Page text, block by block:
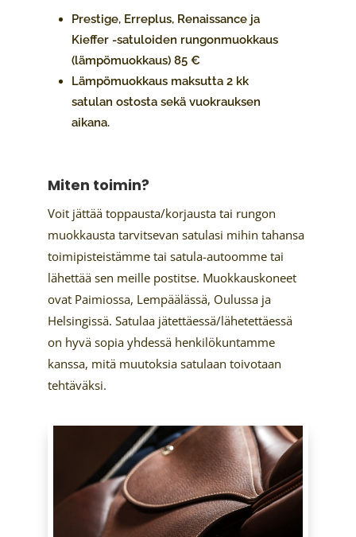
Prestige, Erreplus, Renaissance ja
Kieffer -satuloiden rungonmuokkaus
(lämpömuokkaus) 85 €
Lämpömuokkaus maksutta 2 kk
satulan ostosta sekä vuokrauksen
aikana.
Miten toimin?
Voit jättää toppausta/korjausta tai rungon
muokkausta tarvitsevan satulasi mihin tahansa
toimipisteistämme tai satula-autoomme tai
lähettää sen meille postitse. Muokkauskoneet
ovat Paimiossa, Lempäälässä, Oulussa ja
Helsingissä. Satulaa jätettäessä/lähetettäessä
on hyvä sopia yhdessä henkilökuntamme
kanssa, mitä muutoksia satulaan toivotaan
tehtäväksi.